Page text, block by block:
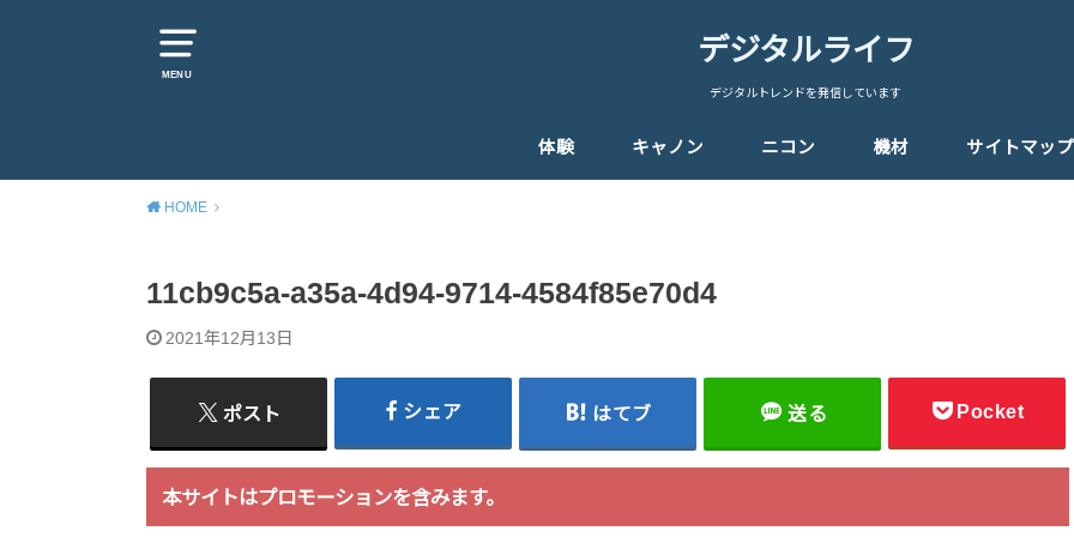
MENU
デジタルライフ
デジタルトレンドを発信しています
体験 キャノン ニコン 機材 サイトマップ
HOME
11cb9c5a-a35a-4d94-9714-4584f85e70d4
2021年12月13日
ポスト シェア はてブ 送る Pocket
本サイトはプロモーションを含みます。